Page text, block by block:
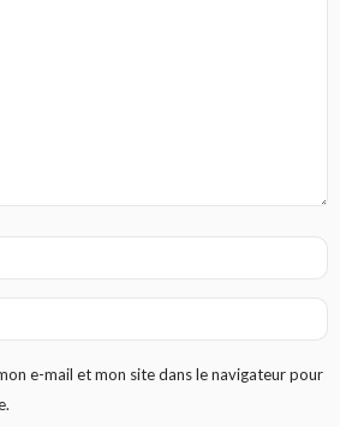
e-mail et mon site dans le navigateur pour